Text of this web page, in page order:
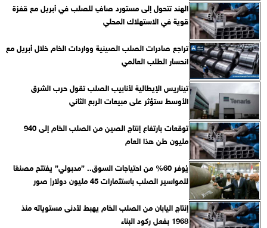
الهند تتحول إلى مستورد صافٍ للصلب في أبريل مع قفزة
قوية في الاستهلاك المحلي
تراجع صادرات الصلب الصينية وواردات الخام خلال أبريل مع
انحسار الطلب العالمي
تيناريس الإيطالية لأنابيب الصلب تقول حرب الشرق
الأوسط ستؤثر على مبيعات الربع الثاني
توقعات بارتفاع إنتاج الصين من الصلب الخام إلى 940
مليون طن هذا العام
يُوفر 60% من احتياجات السوق.. ”مدبولي” يفتتح مصنعًا
للمواسير الصلب باستثمارات 45 مليون دولار| صور
إنتاج اليابان من الصلب الخام يهبط لأدنى مستوياته منذ
1968 بفعل ركود البناء